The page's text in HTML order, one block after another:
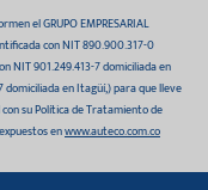
el GRUPO EMPRESARIAL
con NIT 890.900.317-0
NIT 901.249.413-7 domiciliada en
domiciliada en Itagüí,) para que lleve
su Política de Tratamiento de
enwww.auteco.com.co